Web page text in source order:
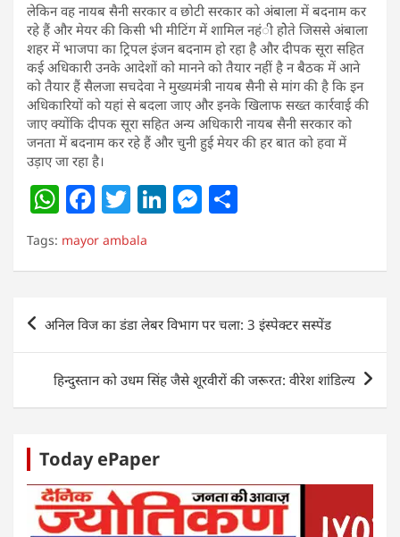
लेकिन वह नायब सैनी सरकार व छोटी सरकार को अंबाला में बदनाम कर
रहे हैं और मेयर की किसी भी मीटिंग में शामिल नहंी होेते जिससे अंबाला
शहर में भाजपा का ट्रिपल इंजन बदनाम हो रहा है और दीपक सूरा सहित
कई अधिकारी उनके आदेशों को मानने को तैयार नहीं है न बैठक में आने
को तैयार हैं सैलजा सचदेवा ने मुख्यमंत्री नायब सैनी से मांग की है कि इन
अधिकारियों को यहां से बदला जाए और इनके खिलाफ सख्त कार्रवाई की
जाए क्योंकि दीपक सूरा सहित अन्य अधिकारी नायब सैनी सरकार को
जनता में बदनाम कर रहे हैं और चुनी हुई मेयर की हर बात को हवा में
उड़ाए जा रहा है।
W
h
at
s
A
p
p
F
a
c
e
b
o
o
k
T
w
itt
er
Li
e
dI
n
M
e
n
g
er
e
Tags: mayor ambala
Post
navigation
अनिल विज का डंडा लेबर विभाग पर चला: 3 इंस्पेक्टर सस्पेंड
हिन्दुस्तान को उधम सिंह जैसे शूरवीरों की जरूरत: वीरेश शांडिल्य
Today ePaper